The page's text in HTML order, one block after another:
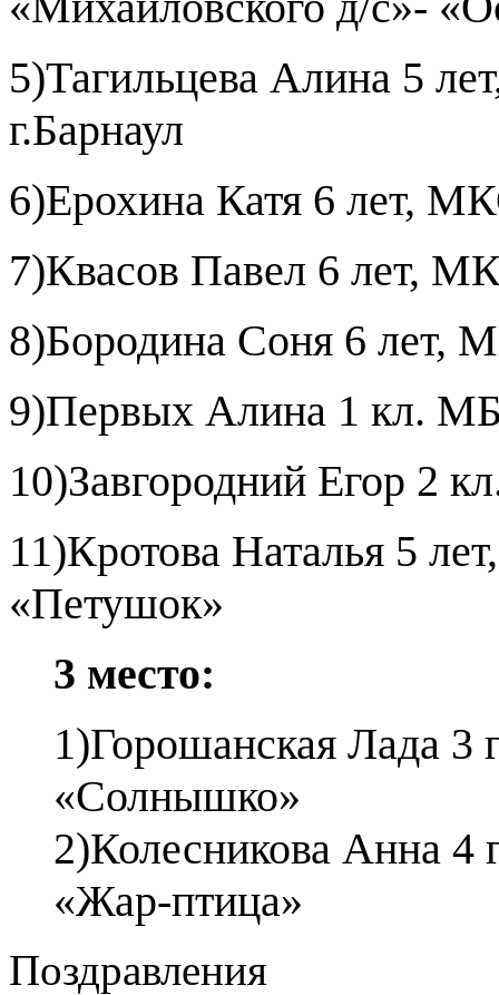
5)Тагильцева Алина 5
г.Барнаул
6)Ерохина Катя 6 лет,
7)Квасов Павел 6 лет,
8)Бородина Соня 6 лет,
9)Первых Алина 1 кл.
10)Завгородний Егор
11)Кротова Наталья 5
«Петушок»
3 место:
1)Горошанская Лада
«Солнышко»
2)Колесникова Анна
«Жар-птица»
Поздравления